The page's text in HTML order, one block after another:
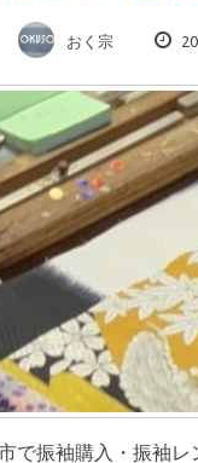
おく宗
で振袖購入・振袖